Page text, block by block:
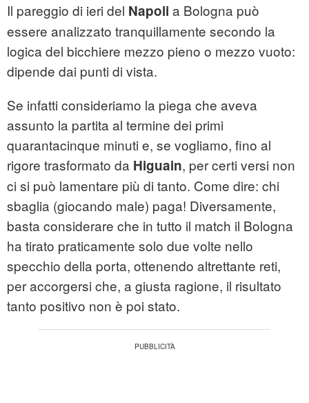
Il pareggio di ieri del Napoli a Bologna può
essere analizzato tranquillamente secondo la
logica del bicchiere mezzo pieno o mezzo vuoto:
dipende dai punti di vista.
Se infatti consideriamo la piega che aveva
assunto la partita al termine dei primi
quarantacinque minuti e, se vogliamo, fino al
rigore trasformato da Higuain, per certi versi non
ci si può lamentare più di tanto. Come dire: chi
sbaglia (giocando male) paga! Diversamente,
basta considerare che in tutto il match il Bologna
ha tirato praticamente solo due volte nello
specchio della porta, ottenendo altrettante reti,
per accorgersi che, a giusta ragione, il risultato
tanto positivo non è poi stato.